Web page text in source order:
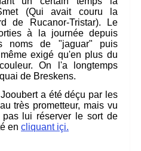
(Qui avait couru la
de Rucanor-Tristar). Le
à la journée depuis
noms de "jaguar" puis
exigé qu'en plus du
On l'a longtemps
de Breskens.
a été déçu par les
très prometteur, mais vu
lui réserver le sort de
en cliquant içi.